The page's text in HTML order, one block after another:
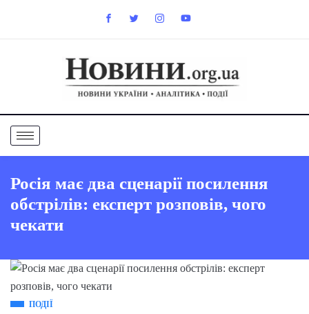
Росія має два сценарії посилення
обстрілів: експерт розповів, чого
чекати
ПОДІЇ